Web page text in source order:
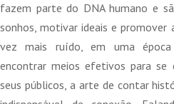
fazem parte do DNA humano e
sonhos, motivar ideais e promover
vez mais ruído, em uma época
encontrar meios efetivos para se
seus públicos, a arte de contar